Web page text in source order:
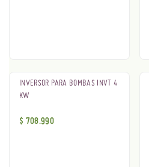
INVERSOR PARA BOMBAS INVT 4
KW
$ 708.990